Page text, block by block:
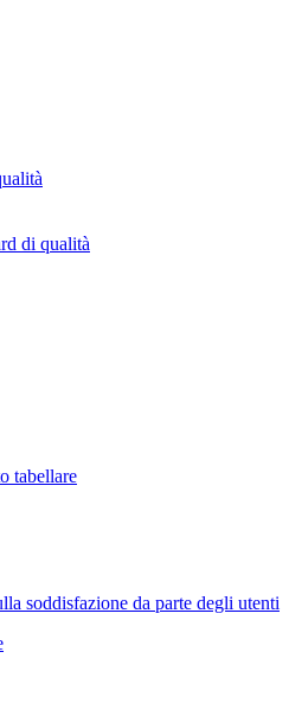
di qualità
tabellare
soddisfazione da parte degli utenti